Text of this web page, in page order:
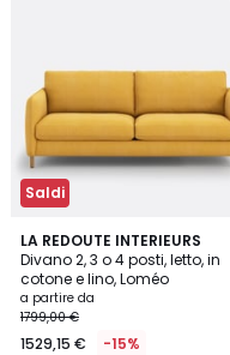
Saldi
LA REDOUTE INTERIEURS
Divano 2, 3 o 4 posti, letto, in
cotone e lino, Loméo
a partire da
1799,00 €
1529,15 € -15%
3,1
/
5